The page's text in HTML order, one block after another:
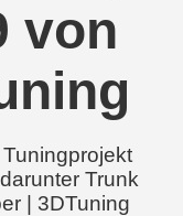
von
Trunk
| 3DTuning